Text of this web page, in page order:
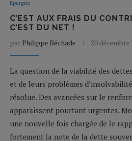
Epargne
C’EST AUX FRAIS DU
C’EST DU NET !
par Philippe Béchade 20 décembre
La question de la viabilité des
et de leurs problèmes
résolue. Des avancées sur le
apparaissent pourtant urgentes.
une nouvelle fois chargée de le
fortement la note de la dette